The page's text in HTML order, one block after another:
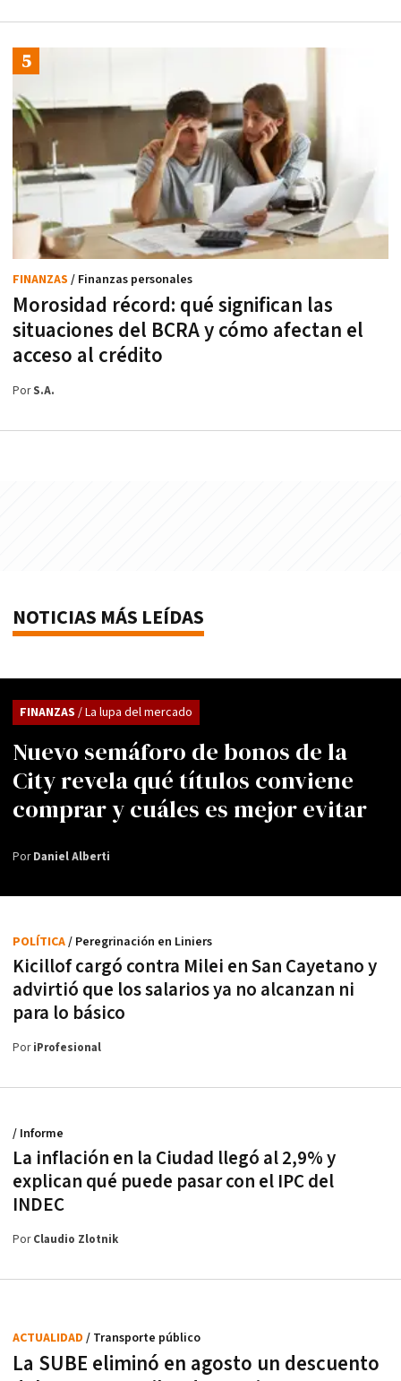
Morosidad récord: qué significan las
situaciones del BCRA y cómo afectan el
acceso al crédito
FINANZAS / Finanzas personales
PorS.A.
NOTICIAS MÁS LEÍDAS
Nuevo semáforo de bonos de la
City revela qué títulos conviene
comprar y cuáles es mejor evitar
FINANZAS / La lupa del mercado
PorDaniel Alberti
Kicillof cargó contra Milei en San Cayetano y
advirtió que los salarios ya no alcanzan ni
para lo básico
POLÍTICA/ Peregrinación en Liniers
PoriProfesional
La inflación en la Ciudad llegó al 2,9% y
explican qué puede pasar con el IPC del
INDEC
/ Informe
PorClaudio Zlotnik
La SUBE eliminó en agosto un descuento
ACTUALIDAD / Transporte público